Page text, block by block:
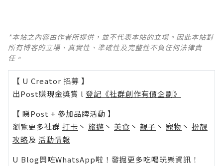
*本站之內容由作者所提供，並不代表本站的立場。因此本站對
所有博客的立場、真實性、準確性及完整性不負任何法律責
任。
【 U Creator 招募 】
出Post賺現金獎賞 l 登記《社群創作有價企劃》
【 睇Post + 參加品牌活動 】
瀏覽更多社群 打卡 丶 旅遊 丶 美食 丶 親子 丶 寵物 丶 扮靚
攻略及 活動情報
U Blog開咗WhatsApp啦！發掘更多吃喝玩樂資訊！